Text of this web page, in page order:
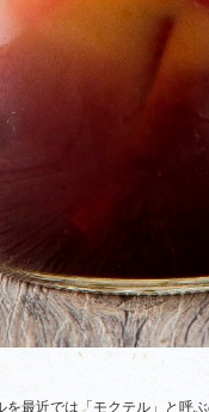
を最近では「モクテル」と呼